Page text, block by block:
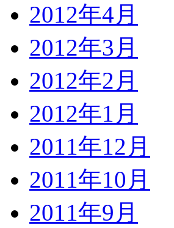
2012年4月
2012年3月
2012年2月
2012年1月
2011年12月
2011年10月
2011年9月